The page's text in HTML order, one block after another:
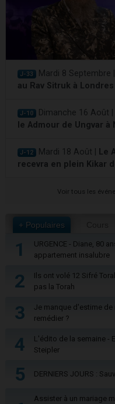
J-33 Mardi 8 Septembre |
au Rav Sitruk à
J-10 Dimanche 16 Août |
le Admour de Ungvar à
J-12 Mardi 18 Août |
Le
recevra en plein Kikar
Voir tous les
+ Populaires
1
URGENCE - Diane, 80
appartement insalubre
2
Ils ont volé 12 Sifré
pas la Torah
3
Je manque d'estime
remédier ?
4
L'édito de la semaine -
Steipler
5 DERNIERS JOURS :
Assister à un mariage